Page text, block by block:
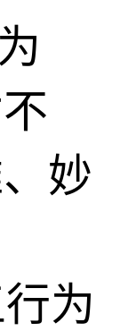
妙
为